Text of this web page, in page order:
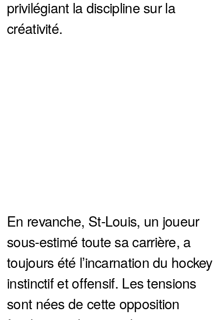
privilégiant la discipline sur la
créativité.
En revanche, St-Louis, un joueur
sous-estimé toute sa carrière, a
toujours été l’incarnation du hockey
instinctif et offensif. Les tensions
sont nées de cette opposition